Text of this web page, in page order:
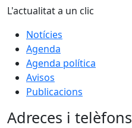
L'actualitat a un clic
Notícies
Agenda
Agenda política
Avisos
Publicacions
Adreces i telèfons